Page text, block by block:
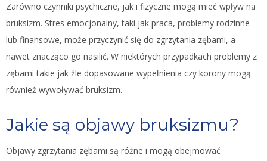
Zarówno czynniki psychiczne, jak i fizyczne mogą mieć wpływ na
bruksizm. Stres emocjonalny, taki jak praca, problemy rodzinne
lub finansowe, może przyczynić się do zgrzytania zębami, a
nawet znacząco go nasilić. W niektórych przypadkach problemy z
zębami takie jak źle dopasowane wypełnienia czy korony mogą
również wywoływać bruksizm.
Jakie są objawy bruksizmu?
Objawy zgrzytania zębami są różne i mogą obejmować